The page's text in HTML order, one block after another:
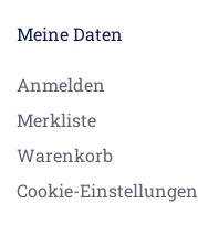
Meine Daten
Anmelden
Merkliste
Warenkorb
Cookie-Einstellungen